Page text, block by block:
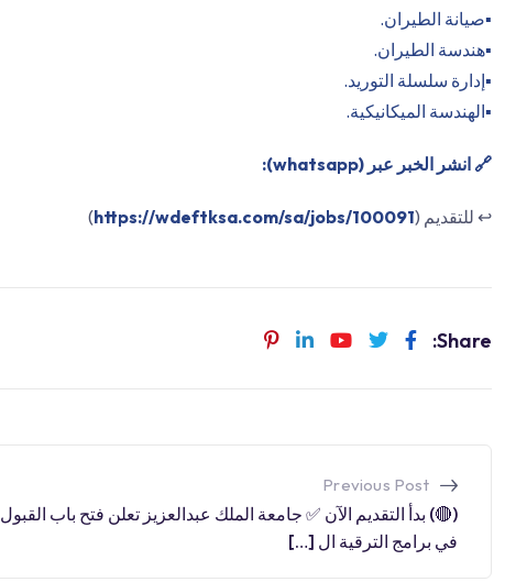
▪️صيانة الطيران.
▪️هندسة الطيران.
▪️إدارة سلسلة التوريد.
▪️الهندسة الميكانيكية.
🔗 انشر الخبر عبر (whatsapp):
↩️ للتقديم (https://wdeftksa.com/sa/jobs/100091
)
Share:
Previous Post
(🔴) بدأ التقديم الآن ✅ جامعة الملك عبدالعزيز تعلن فتح باب القبول
في برامج الترقية ال […]